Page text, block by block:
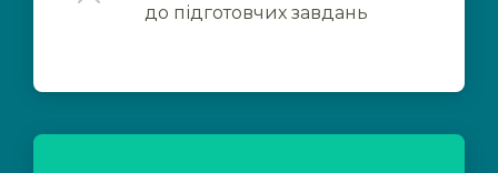
до підготовчих завдань